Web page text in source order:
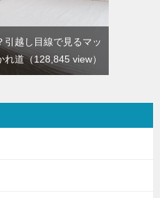
引越し目線で見るマッ
れ道（128,845 view）